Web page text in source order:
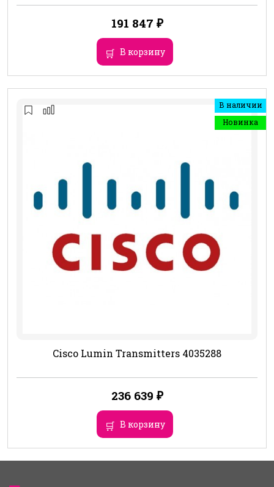
191 847 ₽
В корзину
В наличии
Новинка
Cisco Lumin Transmitters 4035288
236 639 ₽
В корзину